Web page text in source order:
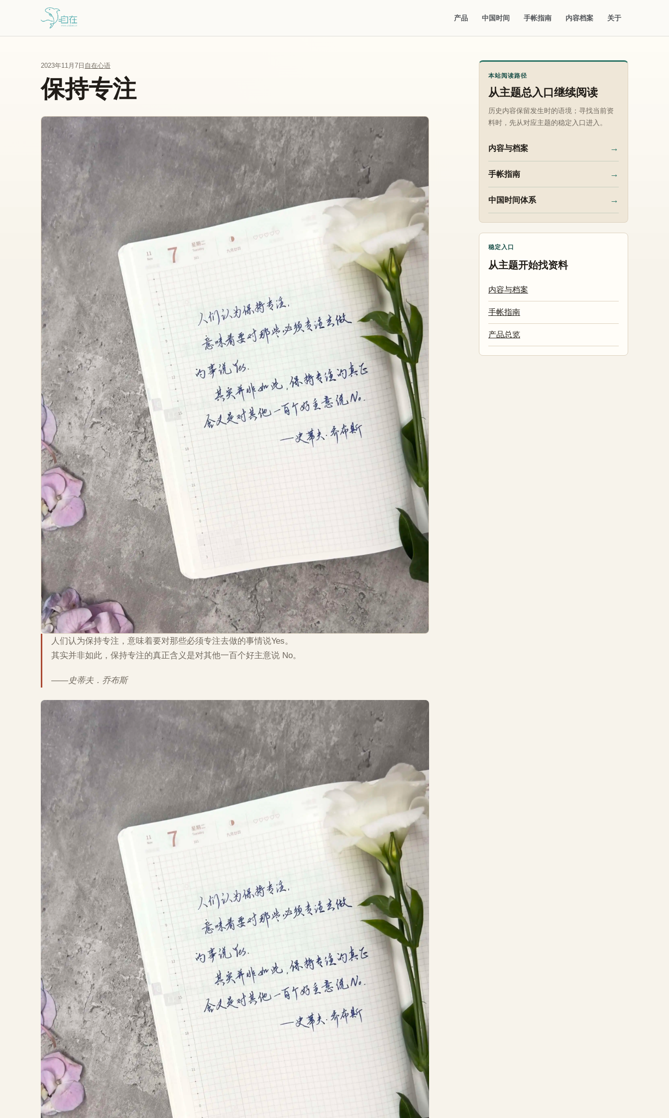
跳到主要内容
产品 中国时间 手帐指南 内容档案 关于
2023年11月7日 自在心语
保持专注
人们认为保持专注，意味着要对那些必须专注去做的事情说Yes。
其实并非如此，保持专注的真正含义是对其他一百个好主意说 No。
——史蒂夫．乔布斯
本站阅读路径
从主题总入口继续阅读
历史内容保留发生时的语境；寻找当前资
料时，先从对应主题的稳定入口进入。
内容与档案 →
手帐指南 →
中国时间体系 →
稳定入口
从主题开始找资料
内容与档案
手帐指南
产品总览